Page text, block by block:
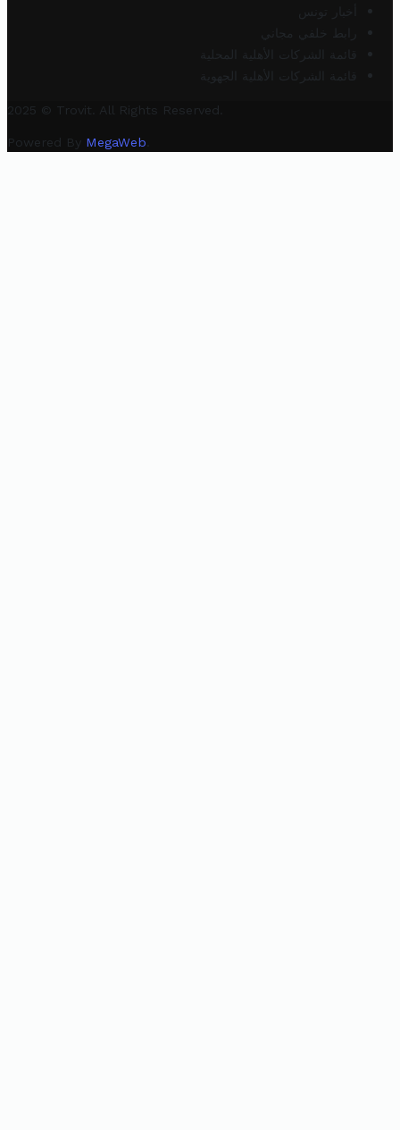
أخبار تونس
رابط خلفي مجاني
قائمة الشركات الأهلية المحلية
قائمة الشركات الأهلية الجهوية
2025 © Trovit. All Rights Reserved.
Powered By MegaWeb